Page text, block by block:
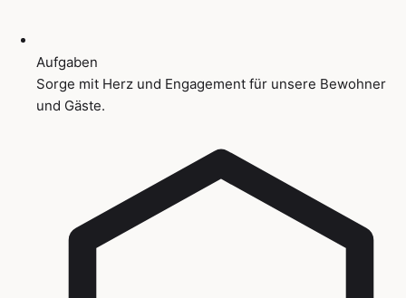
Aufgaben
Sorge mit Herz und Engagement für unsere Bewohner
und Gäste.